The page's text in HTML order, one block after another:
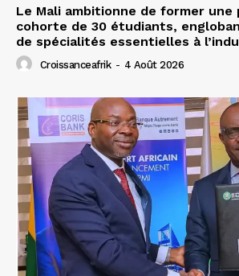
Le Mali ambitionne de former une
cohorte de 30 étudiants,
de spécialités essentielles à
Croissanceafrik - 4 Août 2026